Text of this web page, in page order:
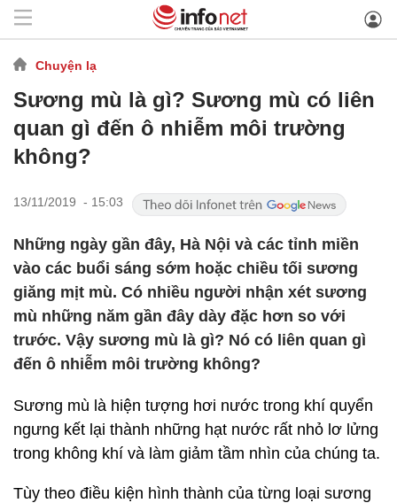
Chuyện lạ
Sương mù là gì? Sương mù có liên
quan gì đến ô nhiễm môi trường
không?
13/11/2019 - 15:03
Những ngày gần đây, Hà Nội và các tỉnh miền
vào các buổi sáng sớm hoặc chiều tối sương
giăng mịt mù. Có nhiều người nhận xét sương
mù những năm gần đây dày đặc hơn so với
trước. Vậy sương mù là gì? Nó có liên quan gì
đến ô nhiễm môi trường không?
Sương mù là hiện tượng hơi nước trong khí quyển
ngưng kết lại thành những hạt nước rất nhỏ lơ lửng
trong không khí và làm giảm tầm nhìn của chúng ta.
Tùy theo điều kiện hình thành của từng loại sương